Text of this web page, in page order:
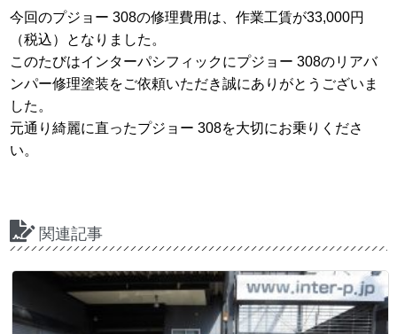
今回のプジョー 308の修理費用は、作業工賃が33,000円
（税込）となりました。
このたびはインターパシフィックにプジョー 308のリアバ
ンパー修理塗装をご依頼いただき誠にありがとうございま
した。
元通り綺麗に直ったプジョー 308を大切にお乗りくださ
い。
関連記事